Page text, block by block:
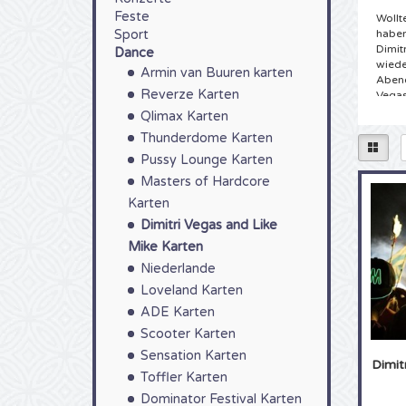
Feste
Sport
Dance
Armin van Buuren karten
Reverze Karten
Qlimax Karten
Thunderdome Karten
Pussy Lounge Karten
Masters of Hardcore
Karten
Dimitri Vegas and Like
Mike Karten
Niederlande
Loveland Karten
ADE Karten
Scooter Karten
Sensation Karten
Toffler Karten
Dominator Festival Karten
Sie
die
aus
von
direkt
und
Sie